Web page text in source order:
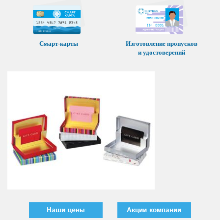
Смарт-карты
Изготовление пропусков
и удостоверений
Наши цены Акции компании